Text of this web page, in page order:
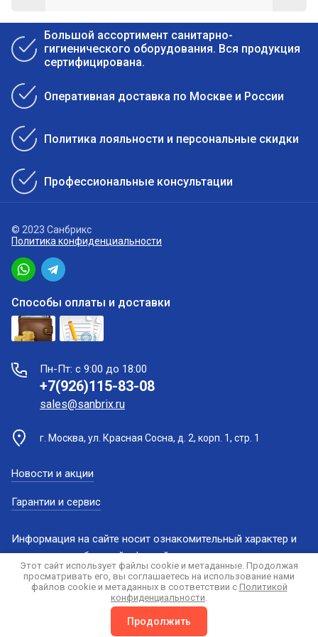
Сравнение 0
Большой ассортимент санитарно-
гигиенического оборудования. Вся продукция
сертифицирована.
Оперативная доставка по Москве и России
Политика лояльности и персональные скидки
Профессиональные консультации
© 2023 Санбрикс
Политика конфиденциальности
Способы оплаты и доставки
Пн-Пт: с 9:00 до 18:00
+7(926)115-83-08
sales@sanbrix.ru
г. Москва, ул. Красная Сосна, д. 2, корп. 1, стр. 1
Новости и акции
Гарантии и сервис
Информация на сайте носит ознакомительный характер и
не является публичной офертой
создать интернет магазин — megagroup.ru, сайты с CMS
Этот сайт использует файлы cookie и метаданные. Продолжая
просматривать его, вы соглашаетесь на использование нами
файлов cookie и метаданных в соответствии с Политикой
конфиденциальности.
Продолжить